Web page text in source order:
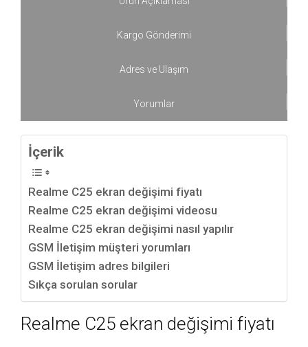
Kargo Gönderimi
Adres ve Ulaşım
Yorumlar
İçerik
Realme C25 ekran değişimi fiyatı
Realme C25 ekran değişimi videosu
Realme C25 ekran değişimi nasıl yapılır
GSM İletişim müşteri yorumları
GSM İletişim adres bilgileri
Sıkça sorulan sorular
Realme C25 ekran değişimi fiyatı